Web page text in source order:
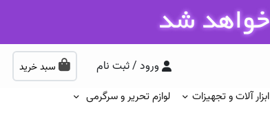
ورود / ثبت نام سبد خرید
ابزار آلات و تجهیزات لوازم تحریر و سرگرمی